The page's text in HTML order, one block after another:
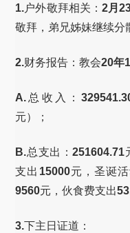
1.户外敬拜相关： 2月
敬拜，弟兄姊妹继续分
2.财务报告：教会20年
A. 总收入：
元）；
B.总支出：251604.71
支出 15000元，圣诞
9560元，伙食费支出
3.下主日证道：